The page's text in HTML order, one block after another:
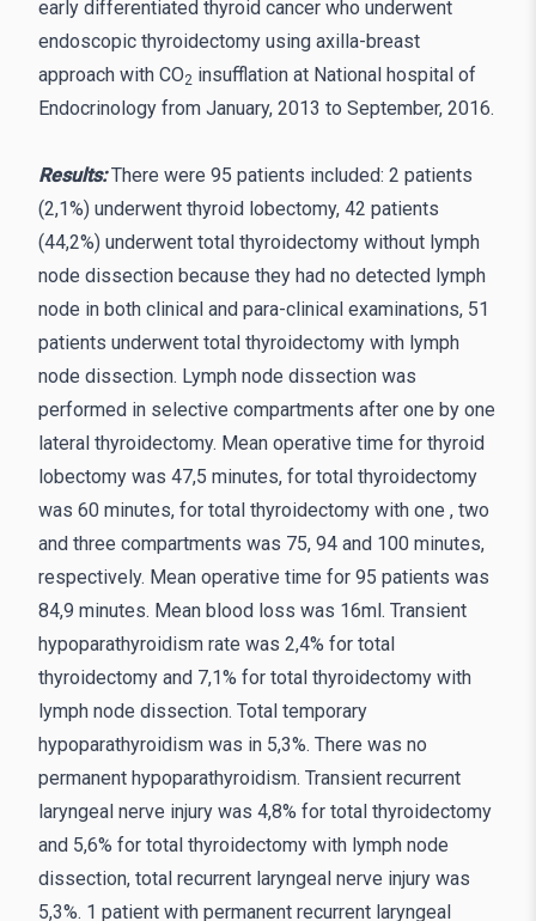
early differentiated thyroid cancer who underwent
endoscopic thyroidectomy using axilla-breast
approach with CO2 insufflation at National hospital of
Endocrinology from January, 2013 to September, 2016.
Results: There were 95 patients included: 2 patients
(2,1%) underwent thyroid lobectomy, 42 patients
(44,2%) underwent total thyroidectomy without lymph
node dissection because they had no detected lymph
node in both clinical and para-clinical examinations, 51
patients underwent total thyroidectomy with lymph
node dissection. Lymph node dissection was
performed in selective compartments after one by one
lateral thyroidectomy. Mean operative time for thyroid
lobectomy was 47,5 minutes, for total thyroidectomy
was 60 minutes, for total thyroidectomy with one , two
and three compartments was 75, 94 and 100 minutes,
respectively. Mean operative time for 95 patients was
84,9 minutes. Mean blood loss was 16ml. Transient
hypoparathyroidism rate was 2,4% for total
thyroidectomy and 7,1% for total thyroidectomy with
lymph node dissection. Total temporary
hypoparathyroidism was in 5,3%. There was no
permanent hypoparathyroidism. Transient recurrent
laryngeal nerve injury was 4,8% for total thyroidectomy
and 5,6% for total thyroidectomy with lymph node
dissection, total recurrent laryngeal nerve injury was
5,3%. 1 patient with permanent recurrent laryngeal